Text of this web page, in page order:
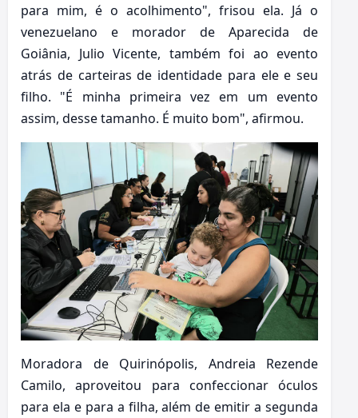
para mim, é o acolhimento", frisou ela. Já o
venezuelano e morador de Aparecida de
Goiânia, Julio Vicente, também foi ao evento
atrás de carteiras de identidade para ele e seu
filho. "É minha primeira vez em um evento
assim, desse tamanho. É muito bom", afirmou.
Moradora de Quirinópolis, Andreia Rezende
Camilo, aproveitou para confeccionar óculos
para ela e para a filha, além de emitir a segunda